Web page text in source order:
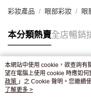
彩妝產品 眼部彩妝 眼
本分類熱賣全店暢銷
熱門標籤
熱銷排行
本網站中使用 cookie，欲查詢有
望在電腦上使用 cookie 時應如
政策 」之 Cookie 聲明。您繼續
條款之 Cookie 聲明使用 cookie。
了解更多 >